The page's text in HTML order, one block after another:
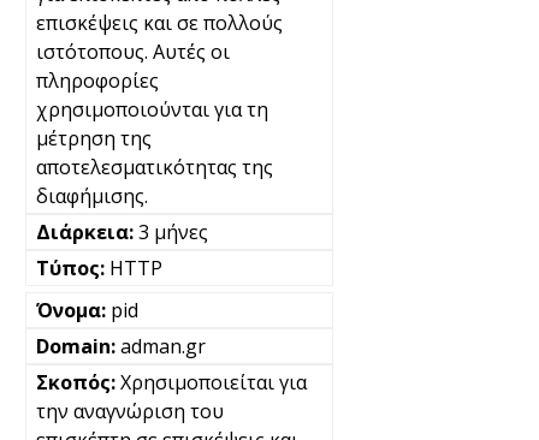
επισκέψεις και σε πολλούς
ιστότοπους. Αυτές οι
πληροφορίες
χρησιμοποιούνται για τη
μέτρηση της
αποτελεσματικότητας της
διαφήμισης.
3 μήνες
HTTP
pid
adman.gr
Χρησιμοποιείται για
την αναγνώριση του